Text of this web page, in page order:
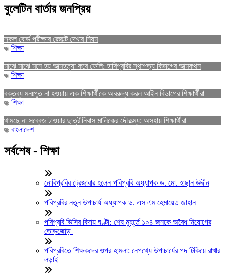
বুলেটিন বার্তার জনপ্রিয়
সকল বোর্ড পরীক্ষার রেজাল্ট দেখার নিয়ম
শিক্ষা
মাঝে মাঝে মনে হয় আত্মহত্যা করে ফেলি: হাবিপ্রবির স্থাপত্য বিভাগের আত্মকথন
শিক্ষা
বক্তব্য মনঃপুত না হওয়ায় এক শিক্ষার্থীকে অবরুদ্ধ করল আইন বিভাগের শিক্ষার্থীরা
শিক্ষা
থামছে না সব্বেজ টাওয়ার ছাত্রীনিবাস মালিকের দৌরাত্ম্য: অসহায় শিক্ষার্থীরা
বাংলাদেশ
সর্বশেষ - শিক্ষা
নোবিপ্রবির ট্রেজারার হলেন পবিপ্রবি অধ্যাপক ড. মো. হাছান উদ্দীন
পবিপ্রবির নতুন উপাচার্য অধ্যাপক ড. এস এম হেমায়েত জাহান
পবিপ্রবি ভিসির বিদায় ঘণ্টা: শেষ মুহূর্তে ১০৪ জনকে অবৈধ নিয়োগের
তোড়জোড়
পবিপ্রবিতে শিক্ষকদের ওপর হামলা: নেপথ্যে উপাচার্যের পদ টিকিয়ে রাখার
লড়াই